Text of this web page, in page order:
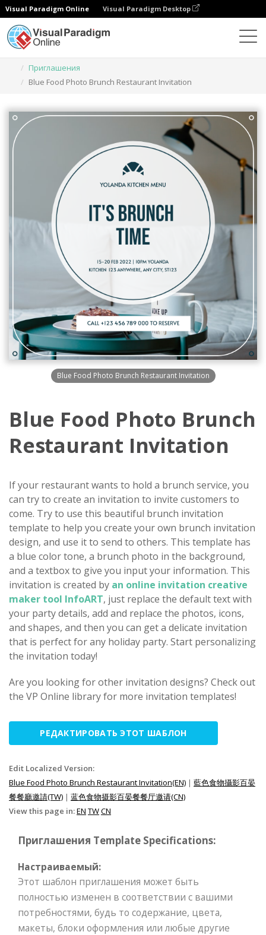
Visual Paradigm Online Visual Paradigm Desktop
Приглашения
Blue Food Photo Brunch Restaurant Invitation
Blue Food Photo Brunch Restaurant Invitation
Blue Food Photo Brunch
Restaurant Invitation
If your restaurant wants to hold a brunch service, you
can try to create an invitation to invite customers to
come. Try to use this beautiful brunch invitation
template to help you create your own brunch invitation
design, and use it to send to others. This template has
a blue color tone, a brunch photo in the background,
and a textbox to give you input your information. This
invitation is created by an online invitation creative
maker tool InfoART, just replace the default text with
your party details, add and replace the photos, icons,
and shapes, and then you can get a delicate invitation
that is perfect for any holiday party. Start personalizing
the invitation today!
Are you looking for other invitation designs? Check out
the VP Online library for more invitation templates!
РЕДАКТИРОВАТЬ ЭТОТ ШАБЛОН
Edit Localized Version:
Blue Food Photo Brunch Restaurant Invitation(EN) | 藍色食物攝影百晏
餐餐廳邀請(TW) | 蓝色食物摄影百晏餐餐厅邀请(CN)
View this page in:EN TWCN
Приглашения Template Specifications:
Настраиваемый:
Этот шаблон приглашения может быть
полностью изменен в соответствии с вашими
потребностями, будь то содержание, цвета,
макеты, блоки оформления или любые другие